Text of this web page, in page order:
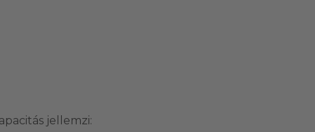
jellemzi: